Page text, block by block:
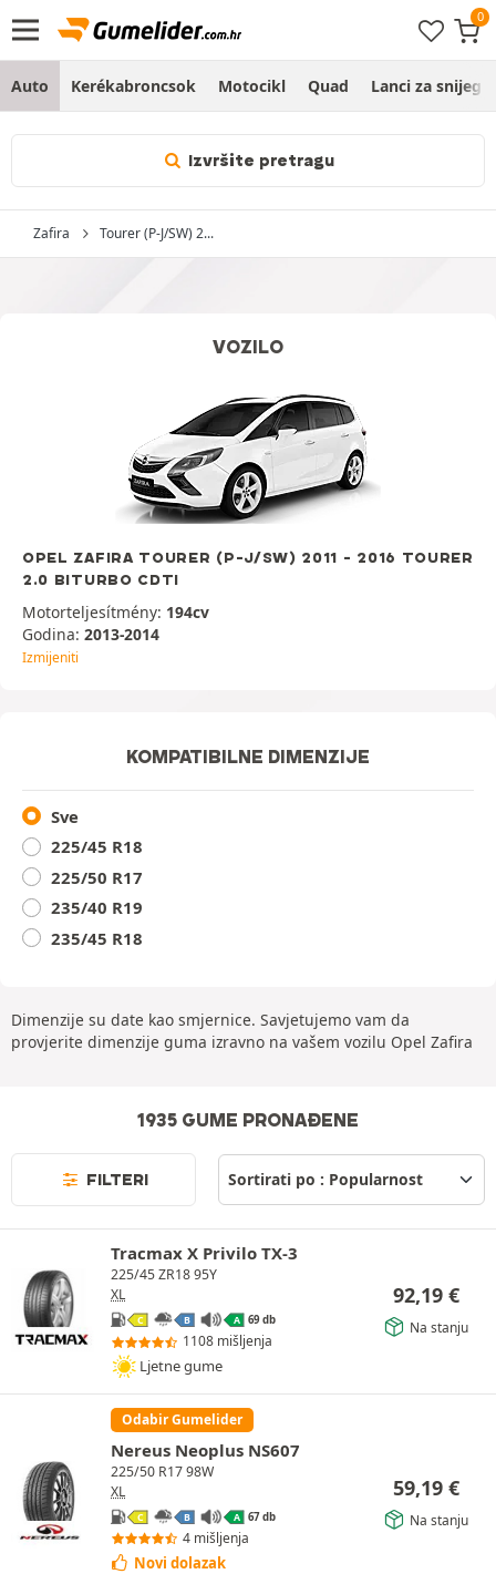
Auto Kerékabroncsok Motocikl Quad Lanci za snijeg
Izvršite pretragu
Zafira Tourer (P-J/SW) 2...
VOZILO
OPEL ZAFIRA TOURER (P-J/SW) 2011 - 2016 TOURER
2.0 BITURBO CDTI
Motorteljesítmény: 194cv
Godina: 2013-2014
Izmijeniti
KOMPATIBILNE DIMENZIJE
Sve
225/45 R18
225/50 R17
235/40 R19
235/45 R18
Dimenzije su date kao smjernice. Savjetujemo vam da
provjerite dimenzije guma izravno na vašem vozilu Opel Zafira
1935 GUME PRONAĐENE
FILTERI
Tracmax X Privilo TX-3
225/45 ZR18 95Y
XL
C B A 69 db
1108 mišljenja
Ljetne gume
92,19 €
Na stanju
Odabir Gumelider
Nereus Neoplus NS607
225/50 R17 98W
XL
C B A 67 db
4 mišljenja
Novi dolazak
59,19 €
Na stanju